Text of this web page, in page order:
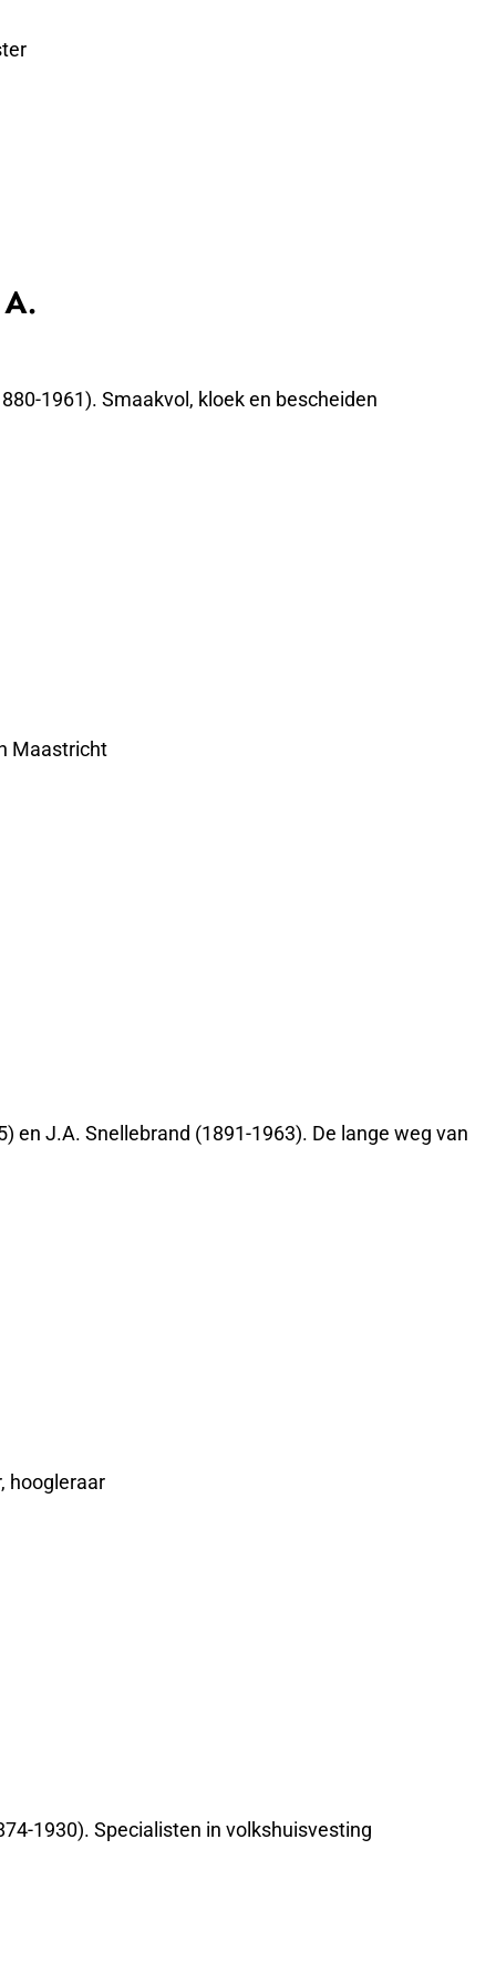
1961). Smaakvol, kloek en bescheiden
Maastricht
en J.A. Snellebrand (1891-1963). De lange weg van
hoogleraar
1930). Specialisten in volkshuisvesting